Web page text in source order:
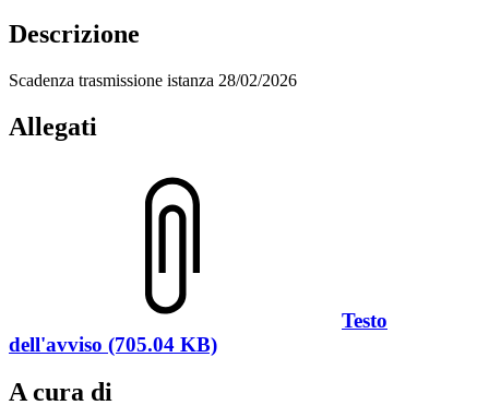
Descrizione
Scadenza trasmissione istanza 28/02/2026
Allegati
Testo
dell'avviso (705.04 KB)
A cura di